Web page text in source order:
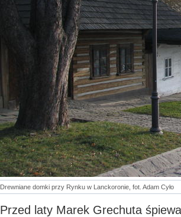
Drewniane domki przy Rynku w Lanckoronie, fot. Adam Cyło
Przed laty Marek Grechuta